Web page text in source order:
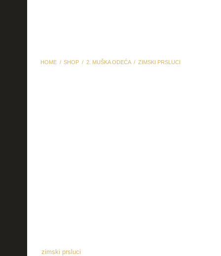
HOME SHOP 2. MUŠKA ODEĆA ZIMSKI PRSLUCI
zimski prsluci